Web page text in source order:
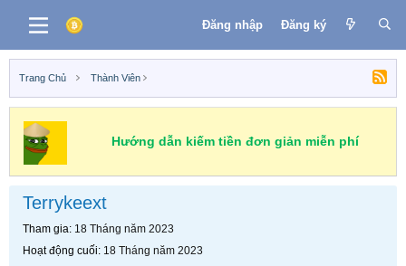
Đăng nhập Đăng ký
Trang Chủ Thành Viên
Hướng dẫn kiếm tiền đơn giản miễn phí
Terrykeext
Tham gia 18 Tháng năm 2023
Hoạt động cuối 18 Tháng năm 2023